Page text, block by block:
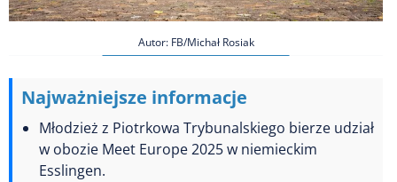
Autor: FB/Michał Rosiak
Najważniejsze informacje
Młodzież z Piotrkowa Trybunalskiego bierze udział
w obozie Meet Europe 2025 w niemieckim
Esslingen.